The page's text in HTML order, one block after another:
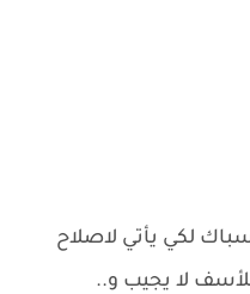
لكي يأتي لاصلاح
لا يجيب و..